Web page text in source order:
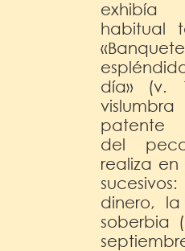
exhibía
habitual
día» (v.
patente
del
realiza en
dinero,
soberbia